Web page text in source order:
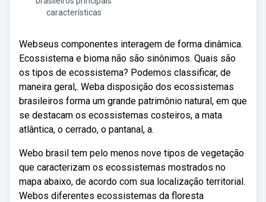
características
Webseus componentes interagem de forma dinâmica.
Ecossistema e bioma não são sinônimos. Quais são
os tipos de ecossistema? Podemos classificar, de
maneira geral,. Weba disposição dos ecossistemas
brasileiros forma um grande patrimônio natural, em que
se destacam os ecossistemas costeiros, a mata
atlântica, o cerrado, o pantanal, a.
Webo brasil tem pelo menos nove tipos de vegetação
que caracterizam os ecossistemas mostrados no
mapa abaixo, de acordo com sua localização territorial.
Webos diferentes ecossistemas da floresta